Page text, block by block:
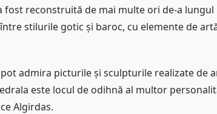
fost reconstruită de mai multe ori de-a lungul
stilurile gotic și baroc, cu elemente de
admira picturile și sculpturile realizate de
este locul de odihnă al multor
Algirdas.